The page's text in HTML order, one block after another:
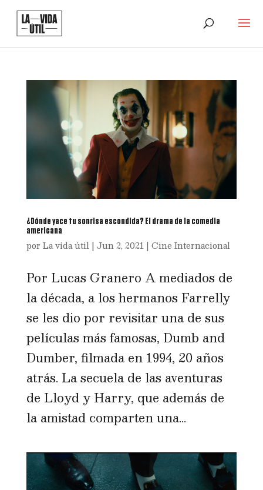
¿Dónde yace tu sonrisa escondida? El drama de la comedia
americana
por La vida útil| Jun 2, 2021| Cine Internacional
Por Lucas Granero A mediados de
la década, a los hermanos Farrelly
se les dio por revisitar una de sus
películas más famosas, Dumb and
Dumber, filmada en 1994, 20 años
atrás. La secuela de las aventuras
de Lloyd y Harry, que además de
la amistad comparten una...